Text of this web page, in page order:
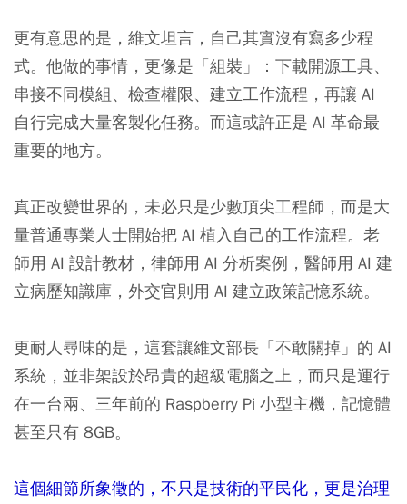
更有意思的是，維文坦言，自己其實沒有寫多少程
式。他做的事情，更像是「組裝」：下載開源工具、
串接不同模組、檢查權限、建立工作流程，再讓 AI
自行完成大量客製化任務。而這或許正是 AI 革命最
重要的地方。
真正改變世界的，未必只是少數頂尖工程師，而是大
量普通專業人士開始把 AI 植入自己的工作流程。老
師用 AI 設計教材，律師用 AI 分析案例，醫師用 AI 建
立病歷知識庫，外交官則用 AI 建立政策記憶系統。
更耐人尋味的是，這套讓維文部長「不敢關掉」的 AI
系統，並非架設於昂貴的超級電腦之上，而只是運行
在一台兩、三年前的 Raspberry Pi 小型主機，記憶體
甚至只有 8GB。
這個細節所象徵的，不只是技術的平民化，更是治理